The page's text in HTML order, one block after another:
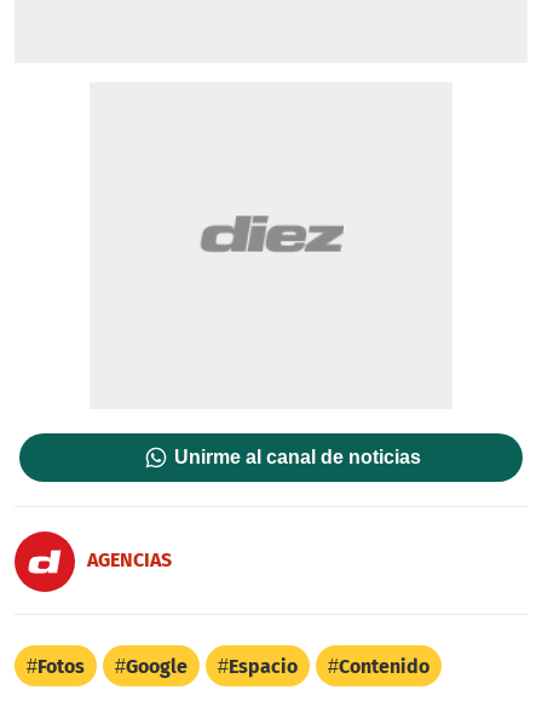
Unirme al canal de noticias
AGENCIAS
Fotos Google Espacio Contenido